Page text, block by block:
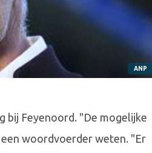
ANP
bij Feyenoord. "De mogelijke
een woordvoerder weten. "Er